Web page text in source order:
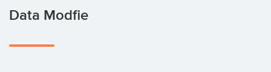
Data Modfie